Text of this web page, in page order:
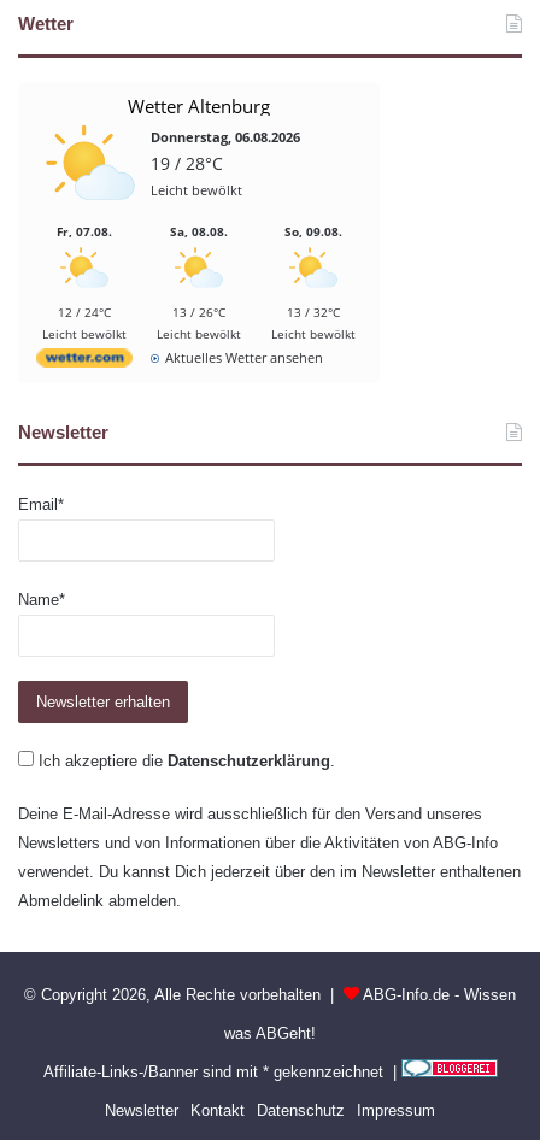
Wetter
Wetter Altenburg
Donnerstag, 06.08.2026
19 / 28°C
Leicht bewölkt
Fr, 07.08.
12 / 24°C
Leicht bewölkt
Sa, 08.08.
13 / 26°C
Leicht bewölkt
So, 09.08.
13 / 32°C
Leicht bewölkt
Aktuelles Wetter ansehen
Newsletter
Email*
Name*
Ich akzeptiere die Datenschutzerklärung.
Deine E-Mail-Adresse wird ausschließlich für den Versand unseres
Newsletters und von Informationen über die Aktivitäten von ABG-Info
verwendet. Du kannst Dich jederzeit über den im Newsletter enthaltenen
Abmeldelink abmelden.
© Copyright 2026, Alle Rechte vorbehalten | ABG-Info.de - Wissen
was ABGeht!
Affiliate-Links-/Banner sind mit * gekennzeichnet |
Newsletter Kontakt Datenschutz Impressum